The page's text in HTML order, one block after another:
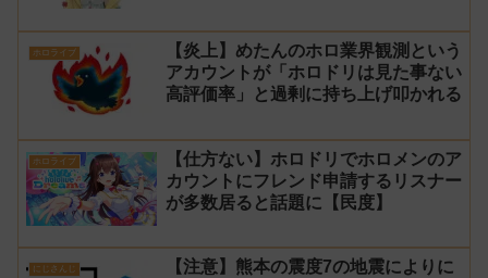
ホロライブ
【炎上】めたんのホロ業界観測という
アカウントが「ホロドリは見た事ない
高評価率」と過剰に持ち上げ叩かれる
ホロライブ
【仕方ない】ホロドリでホロメンのア
カウントにフレンド申請するリスナー
が多数居ると話題に【民度】
にじさんじ
【注意】熊本の震度7の地震によりに